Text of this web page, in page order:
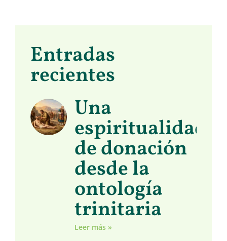
Entradas
recientes
Una
espiritualidad
de donación
desde la
ontología
trinitaria
Leer más »